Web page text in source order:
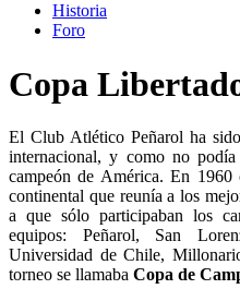
Historia
Foro
Copa
El Club Atlético Peñarol ha
internacional, y como no
campeón de América. En 1960
continental que reunía a los
a que sólo participaban los
equipos: Peñarol, San
Universidad de Chile,
torneo se llamaba Copa de